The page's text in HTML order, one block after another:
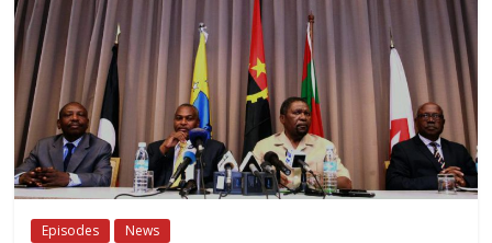
Episodes News